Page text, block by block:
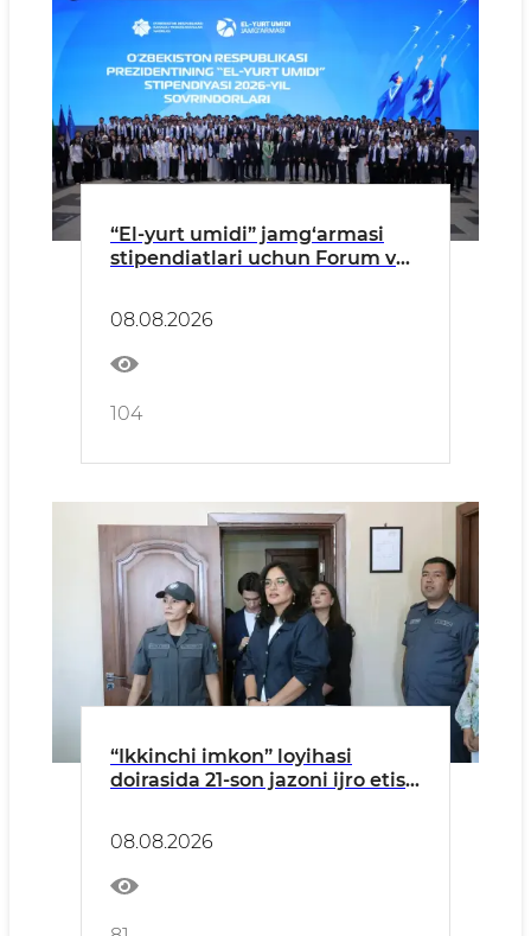
“El-yurt umidi” jamg‘armasi
stipendiatlari uchun Forum va
08.08.2026
104
“Ikkinchi imkon” loyihasi
doirasida 21-son jazoni ijro etish
08.08.2026